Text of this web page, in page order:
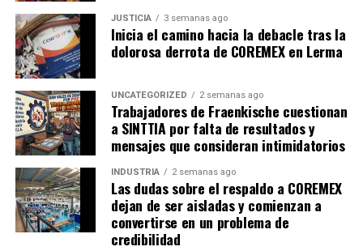
JUSTICIA 3 semanas ago
Inicia el camino hacia la debacle tras la
dolorosa derrota de COREMEX en Lerma
UNCATEGORIZED 2 semanas ago
Trabajadores de Fraenkische cuestionan
a SINTTIA por falta de resultados y
mensajes que consideran intimidatorios
INDUSTRIA 2 semanas ago
Las dudas sobre el respaldo a COREMEX
dejan de ser aisladas y comienzan a
convertirse en un problema de
credibilidad